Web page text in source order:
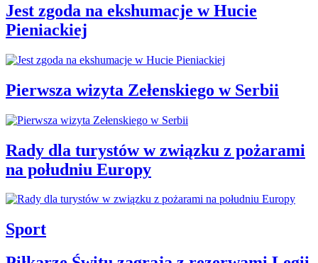
Jest zgoda na ekshumacje w Hucie
Pieniackiej
Pierwsza wizyta Zełenskiego w Serbii
Rady dla turystów w związku z pożarami
na południu Europy
Sport